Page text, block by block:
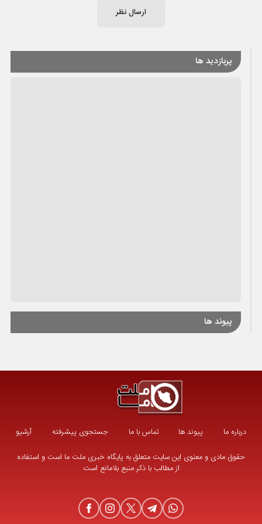
ارسال نظر
پربازدید ها
پیوند ها
درباره ما پیوند ها تماس با ما جستجوی پیشرفته آرشیو
حقوق مادی و معنوی این سایت متعلق به پایگاه خبری ملت ما است و استفاده
از مطالب با ذکر منبع بلامانع است